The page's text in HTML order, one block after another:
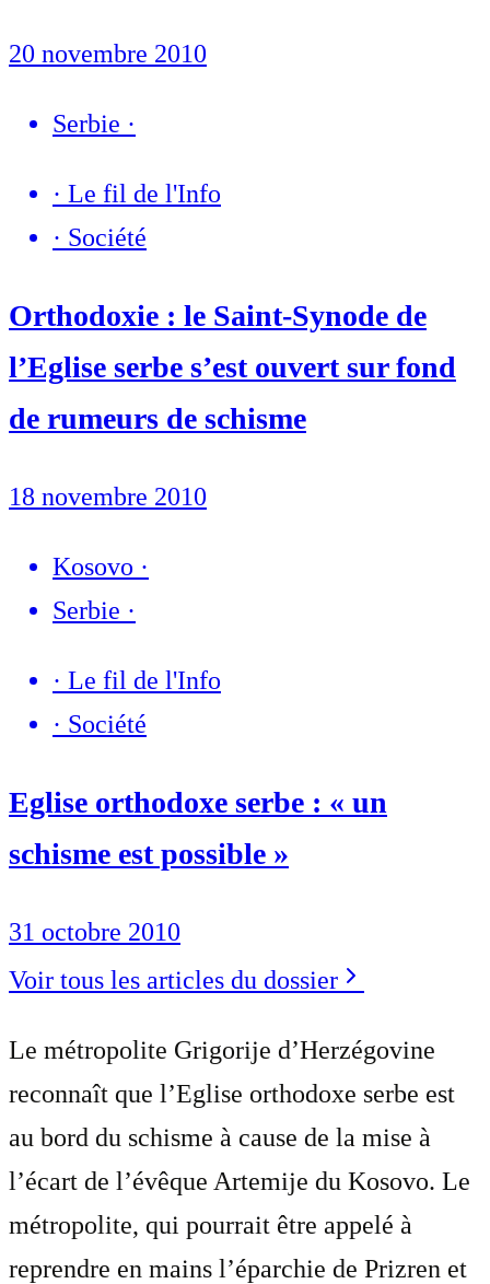
20 novembre 2010
Serbie ·
· Le fil de l'Info
· Société
Orthodoxie : le Saint-Synode de
l’Eglise serbe s’est ouvert sur fond
de rumeurs de schisme
18 novembre 2010
Kosovo ·
Serbie ·
· Le fil de l'Info
· Société
Eglise orthodoxe serbe : « un
schisme est possible »
31 octobre 2010
Voir tous les articles du dossier
Le métropolite Grigorije d’Herzégovine
reconnaît que l’Eglise orthodoxe serbe est
au bord du schisme à cause de la mise à
l’écart de l’évêque Artemije du Kosovo. Le
métropolite, qui pourrait être appelé à
reprendre en mains l’éparchie de Prizren et